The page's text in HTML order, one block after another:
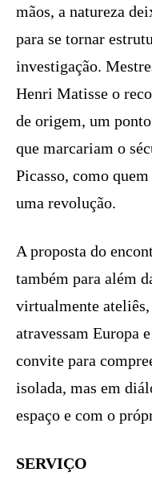
mãos, a natureza
para se tornar
investigação.
Henri Matisse o
de origem, um
que marcariam o
Picasso, como
uma revolução.
A proposta do
também para além
virtualmente ateliês,
atravessam Europa
convite para
isolada, mas em
espaço e com o
SERVIÇO